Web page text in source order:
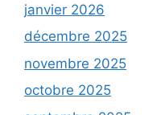
janvier 2026
décembre 2025
novembre 2025
octobre 2025